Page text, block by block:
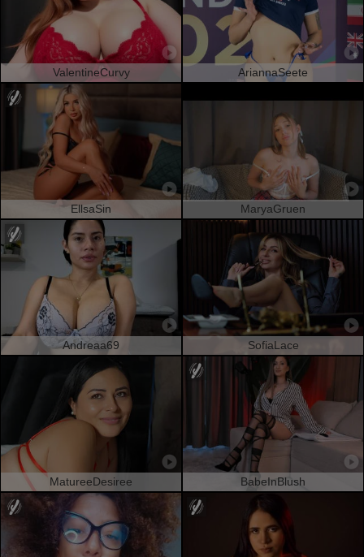
ValentineCurvy AriannaSeete
EllsaSin MaryaGruen
Andreaa69 SofiaLace
MatureeDesiree BabeInBlush